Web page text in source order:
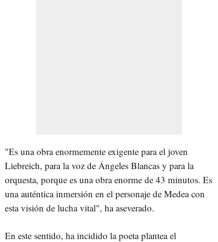
"Es una obra enormemente exigente para el joven
Liebreich, para la voz de Ángeles Blancas y para la
orquesta, porque es una obra enorme de 43 minutos. Es
una auténtica inmersión en el personaje de Medea con
esta visión de lucha vital", ha aseverado.
En este sentido, ha incidido la poeta plantea el